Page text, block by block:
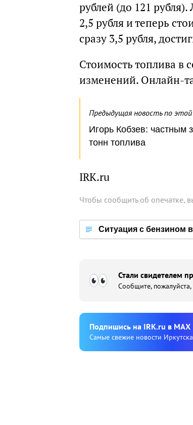
рублей (до 121
2,5 рубля и теперь
сразу 3,5 рубля,
Стоимость топлива в
изменений. Онлайн-
Предыдущая новость по
Игорь Кобзев: частным
тонн топлива
IRK.ru
Чтобы сообщить об опечатке,
Ситуация с бензином
Стали свидетелем
Сообщите,
Подпишиcь на IRK.ru в MAX
Cамые свежие новости Иркутска